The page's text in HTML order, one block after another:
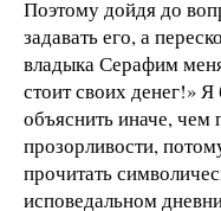
Поэтому дойдя до
задавать его, а
владыка Серафим
стоит своих денег!»
объяснить иначе, чем
прозорливости,
прочитать
исповедальном